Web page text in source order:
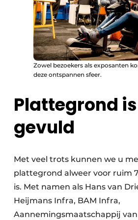
Zowel bezoekers als exposanten
deze ontspannen sfeer.
Plattegrond
gevuld
Met veel trots kunnen we u
plattegrond alweer voor ruim
is. Met namen als Hans van
Heijmans Infra, BAM Infra,
Aannemingsmaatschappij